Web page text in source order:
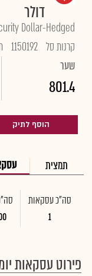
דולר
Dollar-Hedged
קרנות סל 1150192
שער
801.4
הוסף לתיק
תמצית
סה"כ עסקאות
1
פירוט עסקאות